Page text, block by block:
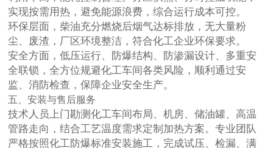
实现按需用热，避免能源浪费，综合运行成本可控。
环保层面，柴油充分燃烧后烟气达标排放，无大量粉
尘、废渣，厂区环境整洁，符合化工企业环保要求。
安全方面，低压运行、防爆结构、防渗漏设计、多重安
全联锁，全方位规避化工车间各类风险，顺利通过安
监、消防检查，保障企业安全生产。
五、安装与售后服务
技术人员上门勘测化工车间布局、机房、储油罐、高温
管路走向，结合工艺温度需求定制加热方案。专业团队
严格按照化工防爆标准安装施工，完成试压、检漏、满